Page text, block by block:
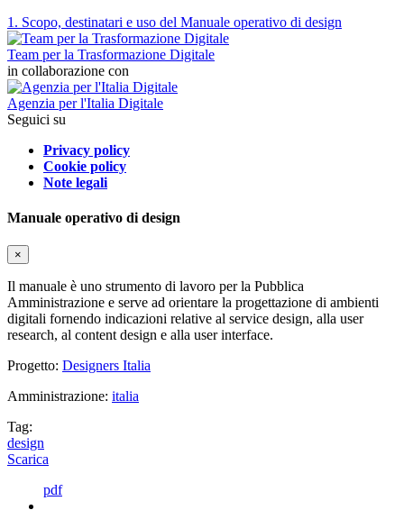
1. Scopo, destinatari e uso del Manuale operativo di design
Team per la Trasformazione Digitale
in collaborazione con
Agenzia per l'Italia Digitale
Seguici su
Privacy policy
Cookie policy
Note legali
Manuale operativo di design
×
Il manuale è uno strumento di lavoro per la Pubblica
Amministrazione e serve ad orientare la progettazione di ambienti
digitali fornendo indicazioni relative al service design, alla user
research, al content design e alla user interface.
Progetto: Designers Italia
Amministrazione: italia
Tag:
design
Scarica
pdf